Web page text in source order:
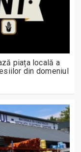
piața locală a
din domeniul